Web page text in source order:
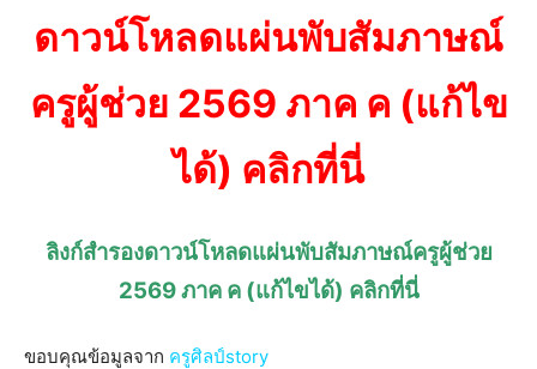
ดาวน์โหลดแผ่นพับสัมภาษณ์
ครูผู้ช่วย 2569 ภาค ค (แก้ไข
ได้) คลิกที่นี่
ลิงก์สำรองดาวน์โหลดแผ่นพับสัมภาษณ์ครูผู้ช่วย
2569 ภาค ค (แก้ไขได้) คลิกที่นี่
ขอบคุณข้อมูลจาก ครูศิลป์story